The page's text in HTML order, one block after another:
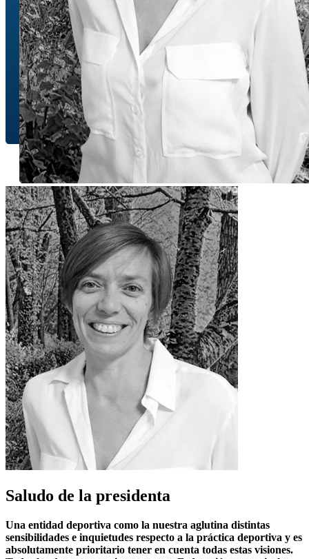
Saludo de la presidenta
Una entidad deportiva como la nuestra aglutina distintas
sensibilidades e inquietudes respecto a la práctica deportiva y es
absolutamente prioritario tener en cuenta todas estas visiones.